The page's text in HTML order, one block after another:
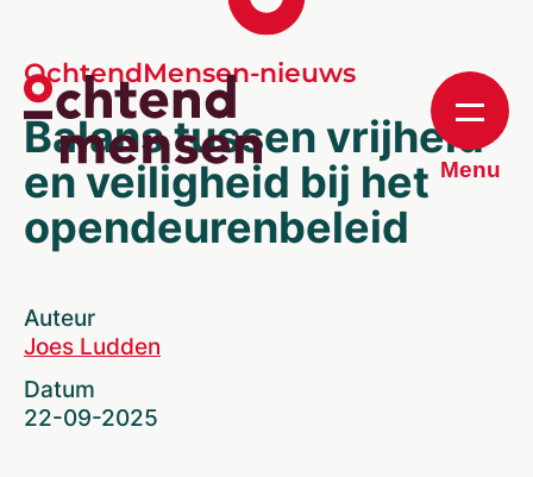
Menu
OchtendMensen-nieuws
Balans tussen vrijheid
en veiligheid bij het
opendeurenbeleid
Auteur
Joes Ludden
Datum
22-09-2025